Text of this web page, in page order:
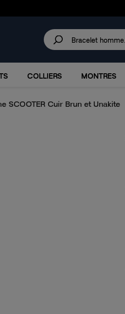
PROMOTIONS
COLLIERS MONTRES
SCOOTER Cuir Brun et Unakite